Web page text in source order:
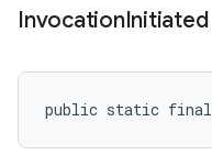
InvocationInitiated
public static final